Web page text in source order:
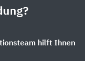
hilft Ihnen